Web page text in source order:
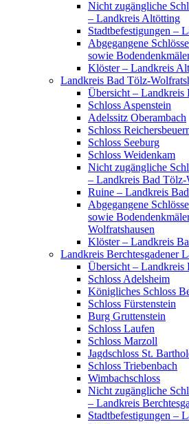
Nicht zugängliche
– Landkreis Altötting
Stadtbefestigungen –
Abgegangene
sowie
Klöster – Landkreis
Landkreis Bad Tölz-
Übersicht – Landkreis
Schloss Aspenstein
Adelssitz Oberambach
Schloss
Schloss Seeburg
Schloss Weidenkam
Nicht zugängliche
– Landkreis Bad Tölz-
Ruine – Landkreis
Abgegangene
sowie
Wolfratshausen
Klöster – Landkreis
Landkreis Berchtesgadener
Übersicht – Landkreis
Schloss Adelsheim
Königliches Schloss
Schloss Fürstenstein
Burg Gruttenstein
Schloss Laufen
Schloss Marzoll
Jagdschloss St.
Schloss Triebenbach
Wimbachschloss
Nicht zugängliche
– Landkreis
Stadtbefestigungen –